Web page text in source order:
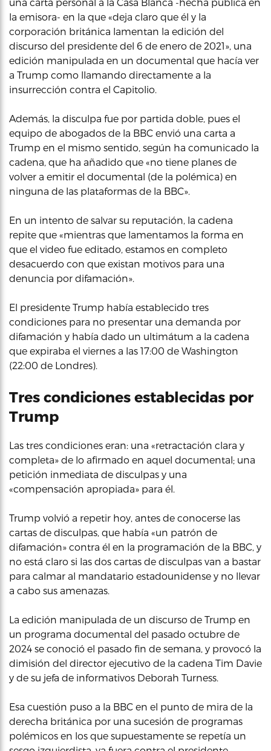
la emisora- en la que «deja claro que él y la
corporación británica lamentan la edición del
discurso del presidente del 6 de enero de 2021», una
edición manipulada en un documental que hacía ver
a Trump como llamando directamente a la
insurrección contra el Capitolio.
Además, la disculpa fue por partida doble, pues el
equipo de abogados de la BBC envió una carta a
Trump en el mismo sentido, según ha comunicado la
cadena, que ha añadido que «no tiene planes de
volver a emitir el documental (de la polémica) en
ninguna de las plataformas de la BBC».
En un intento de salvar su reputación, la cadena
repite que «mientras que lamentamos la forma en
que el video fue editado, estamos en completo
desacuerdo con que existan motivos para una
denuncia por difamación».
El presidente Trump había establecido tres
condiciones para no presentar una demanda por
difamación y había dado un ultimátum a la cadena
que expiraba el viernes a las 17:00 de Washington
(22:00 de Londres).
Tres condiciones establecidas por
Trump
Las tres condiciones eran: una «retractación clara y
completa» de lo afirmado en aquel documental; una
petición inmediata de disculpas y una
«compensación apropiada» para él.
Trump volvió a repetir hoy, antes de conocerse las
cartas de disculpas, que había «un patrón de
difamación» contra él en la programación de la BBC, y
no está claro si las dos cartas de disculpas van a bastar
para calmar al mandatario estadounidense y no llevar
a cabo sus amenazas.
La edición manipulada de un discurso de Trump en
un programa documental del pasado octubre de
2024 se conoció el pasado fin de semana, y provocó la
dimisión del director ejecutivo de la cadena Tim Davie
y de su jefa de informativos Deborah Turness.
Esa cuestión puso a la BBC en el punto de mira de la
derecha británica por una sucesión de programas
polémicos en los que supuestamente se repetía un